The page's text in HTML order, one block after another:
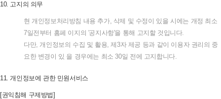
10. 고지의 의무
현 개인정보처리방침 내용 추가, 삭제 및 수정이 있을 시에는 개정 최소
7일전부터 홈페 이지의 '공지사항'을 통해 고지할 것입니다.
다만, 개인정보의 수집 및 활용,제 3자 제공 등과 같이 이용자 권리의 중
요한 변경이 있 을 경우에는 최소 30일 전에 고지합니다.
11.개인정보에 관한 민원서비스
[권익침해 구제방법]